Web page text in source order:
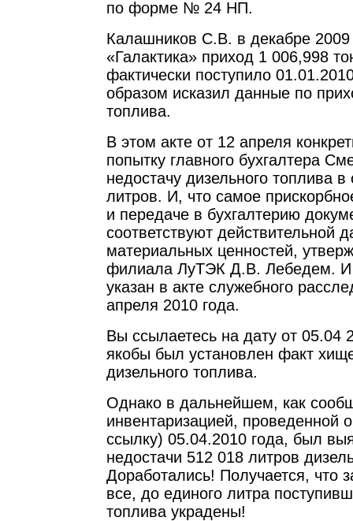
по форме № 24 НП.
Калашников С.В. в декабре 2009
«Галактика» приход 1 006,998
фактически поступило
образом исказил данные по
топлива.
В этом акте от 12 апреля
попытку главного бухгалтера
недостачу дизельного топлива
литров. И, что самое
и передаче в бухгалтерию
соответствуют действительной
материальных ценностей,
филиала ЛуТЭК Д.В. Лебедем. И
указан в акте служебного
апреля 2010 года.
Вы ссылаетесь на дату от 05.04
якобы был установлен факт
дизельного топлива.
Однако в дальнейшем, как
инвентаризацией, проведенной
ссылку) 05.04.2010 года, был
недостачи 512 018 литров
Доработались! Получается,
все, до единого литра
топлива украдены!